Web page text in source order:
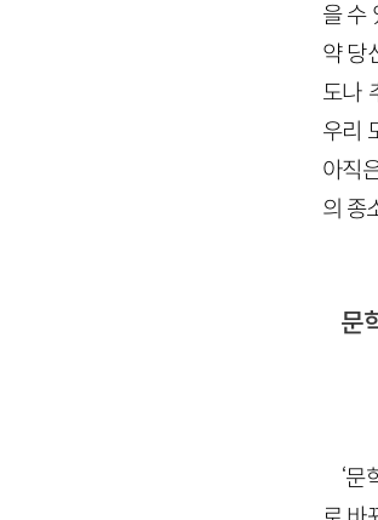
을 수
약 당
도나
우리
아직
의 종
문
‘문